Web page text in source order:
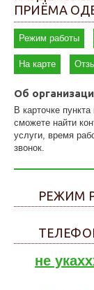
ПРИЁМА
Режим работы
На карте
Об
В карточке
сможете найти
услуги, время
звонок.
РЕЖИМ
не